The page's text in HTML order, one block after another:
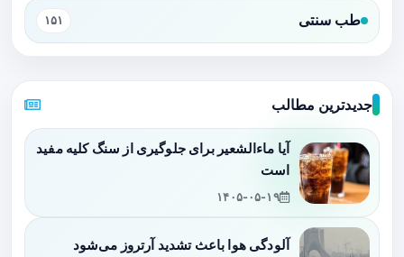
طب سنتی ۱۵۱
جدیدترین مطالب
آیا ماءالشعیر برای جلوگیری از سنگ کلیه مفید
است
۱۴۰۵-۰۵-۱۹
آلودگی هوا باعث تشدید آرتروز می‌شود